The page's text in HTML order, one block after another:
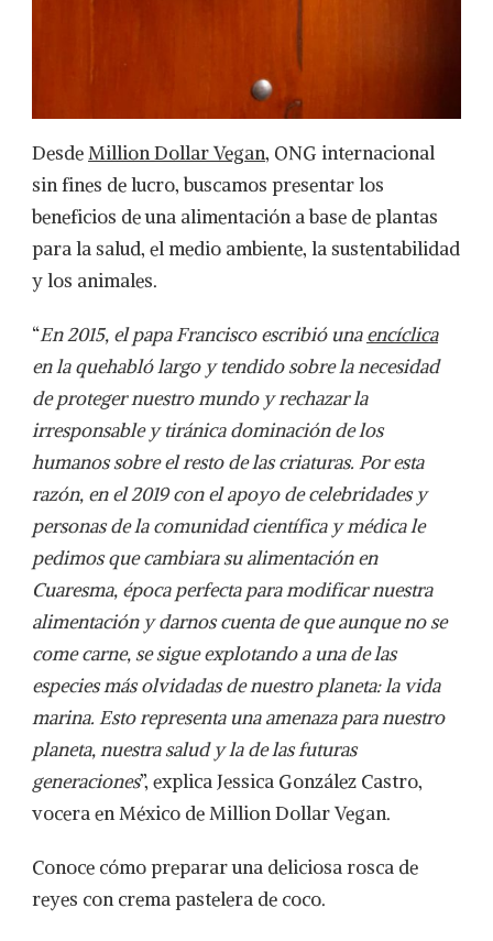
DesdeMillion Dollar Vegan, ONG internacional
sin fines de lucro, buscamos presentar los
beneficios de una alimentación a base de plantas
para la salud, el medio ambiente, la sustentabilidad
y los animales.
“En 2015, el papa Francisco escribió unaencíclica
en la quehabló largo y tendido sobre la necesidad
de proteger nuestro mundo y rechazar la
irresponsable y tiránica dominación de los
humanos sobre el resto de las criaturas. Por esta
razón, en el 2019 con el apoyo de celebridades y
personas de la comunidad científica y médica le
pedimos que cambiara su alimentación en
Cuaresma, época perfecta para modificar nuestra
alimentación y darnos cuenta de que aunque no se
come carne, se sigue explotando a una de las
especies más olvidadas de nuestro planeta: la vida
marina. Esto representa una amenaza para nuestro
planeta, nuestra salud y la de las futuras
generaciones”, explica Jessica González Castro,
vocera en México de Million Dollar Vegan.
Conoce cómo preparar una deliciosa rosca de
reyes con crema pastelera de coco.